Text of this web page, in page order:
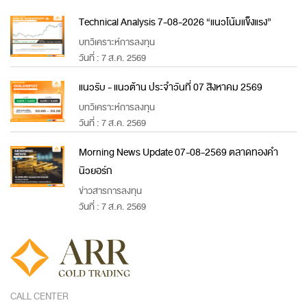
Technical Analysis 7-08-2026 “แนวโน้มแข็งแรง”
บทวิเคราะห์การลงทุน
วันที่ : 7 ส.ค. 2569
แนวรับ - แนวต้าน ประจำวันที่ 07 สิงหาคม 2569
บทวิเคราะห์การลงทุน
วันที่ : 7 ส.ค. 2569
Morning News Update 07-08-2569 ตลาดทองคำ
นิวยอร์ก
ข่าวสารการลงทุน
วันที่ : 7 ส.ค. 2569
CALL CENTER